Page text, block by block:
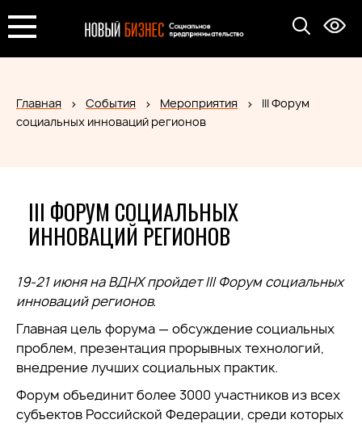
Главная События Мероприятия
III Форум
социальных инноваций регионов
III ФОРУМ СОЦИАЛЬНЫХ
ИННОВАЦИЙ РЕГИОНОВ
19-21 июня на ВДНХ пройдет III Форум социальных
инноваций регионов.
Главная цель форума — обсуждение социальных
проблем, презентация прорывных технологий,
внедрение лучших социальных практик.
Форум объединит более 3000 участников из всех
субъектов Российской Федерации, среди которых